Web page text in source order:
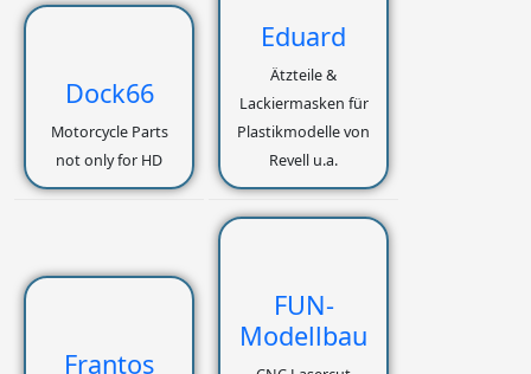
Dock66
Motorcycle Parts
not only for HD
Eduard
Ätzteile &
Lackiermasken für
Plastikmodelle von
Revell u.a.
Frantos
FUN-
Modellbau